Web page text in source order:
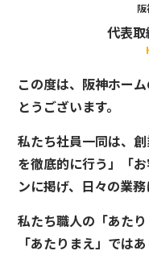
代表
この度は、阪神ホー
とうございます。
私たち社員一同は、
を徹底的に行う」「
ンに掲げ、日々の業務
私たち職人の「あた
「あたりまえ」ではあ